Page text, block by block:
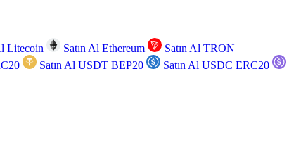
Litecoin Satın Al Ethereum
Satın Al TRON
Satın Al USDT BEP20 Satın Al USDC ERC20